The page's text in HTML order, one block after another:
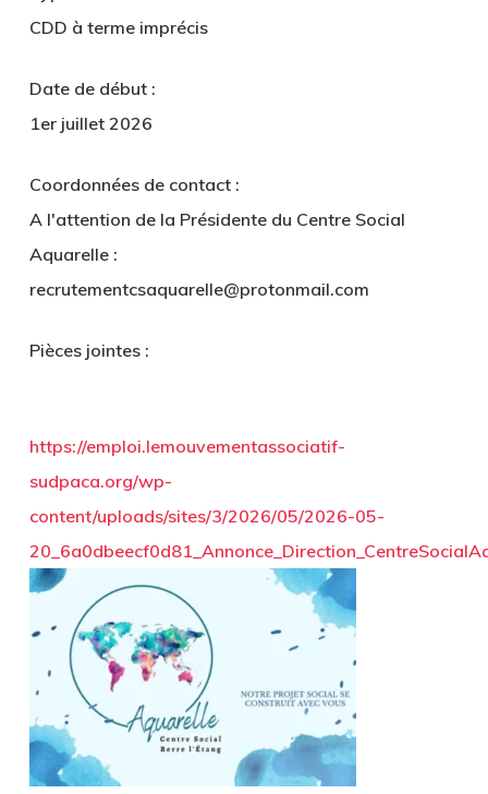
CDD à terme imprécis
Date de début :
1er juillet 2026
Coordonnées de contact :
A l'attention de la Présidente du Centre Social
Aquarelle :
recrutementcsaquarelle@protonmail.com
Pièces jointes :
https://emploi.lemouvementassociatif-
sudpaca.org/wp-
content/uploads/sites/3/2026/05/2026-05-